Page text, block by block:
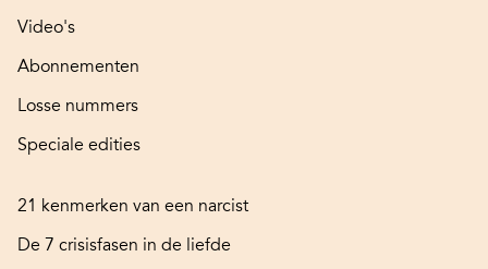
Video's
Abonnementen
Losse nummers
Speciale edities
21 kenmerken van een narcist
De 7 crisisfasen in de liefde